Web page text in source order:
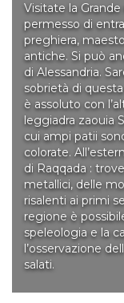
Visitate la
permesso di
preghiera,
antiche. Si può
di Alessandria.
sobrietà di
è assoluto con
leggiadra zaouia
cui ampi patii
colorate.
di Raqqada :
metallici, delle
risalenti ai primi
regione è
speleologia e la
l’osservazione
salati.